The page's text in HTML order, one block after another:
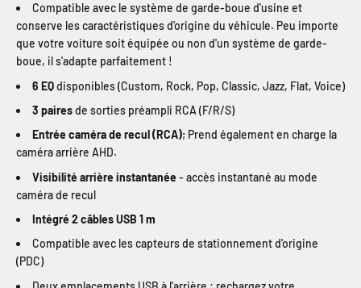
Compatible avec le système de garde-boue d'usine et
conserve les caractéristiques d'origine du véhicule. Peu importe
que votre voiture soit équipée ou non d'un système de garde-
boue, il s'adapte parfaitement !
6 EQdisponibles (Custom, Rock, Pop, Classic, Jazz, Flat, Voice)
3 pairesde sorties préampli RCA (F/R/S)
Entrée caméra de recul (RCA); Prend également en charge la
caméra arrière AHD.
Visibilité arrière instantanée - accès instantané au mode
caméra de recul
Intégré 2 câbles USB 1 m
Compatible avec les capteurs de stationnement d'origine
(PDC)